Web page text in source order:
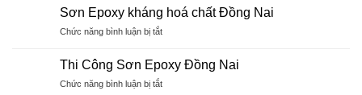
Epoxy
chống
tĩnh
là
Ưu
Sơn Epoxy kháng hoá chất Đồng Nai
Chức năng bình luận bị tắtở
Epoxy
kháng
hoá
Thi Công Sơn Epoxy Đồng Nai
Chức năng bình luận bị tắtở